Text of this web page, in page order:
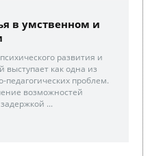
в умственном и
развития и
выступает как одна из
педагогических проблем.
возможностей
...